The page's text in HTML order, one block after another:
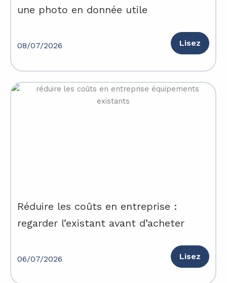
une photo en donnée utile
08/07/2026 Lisez
Réduire les coûts en entreprise :
regarder l’existant avant d’acheter
06/07/2026 Lisez